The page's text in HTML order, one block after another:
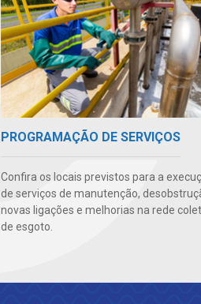
PROGRAMAÇÃO DE SERVIÇOS
Confira os locais previstos para a
de serviços de manutenção,
novas ligações e melhorias na rede
de esgoto.